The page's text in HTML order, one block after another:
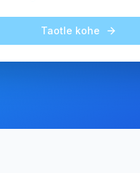
Taotle kohe